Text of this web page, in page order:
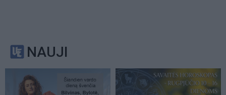
NAUJI